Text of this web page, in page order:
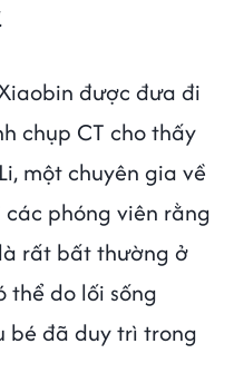
được đưa đi
chụp CT cho thấy
một chuyên gia về
phóng viên rằng
rất bất thường ở
do lối sống
bé đã duy trì trong